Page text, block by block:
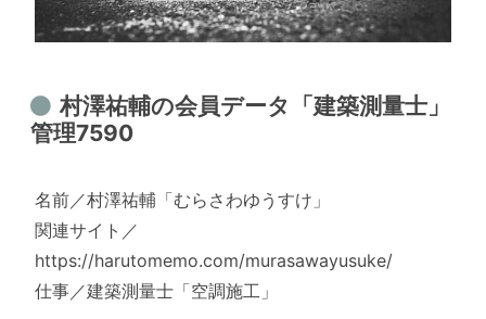
村澤祐輔の会員データ「建築測量士」
管理7590
名前／村澤祐輔「むらさわゆうすけ」
関連サイト／
https://harutomemo.com/murasawayusuke/
仕事／建築測量士「空調施工」